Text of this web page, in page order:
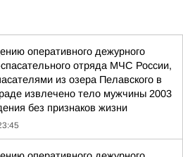
оперативного дежурного
спасательного отряда МЧС России,
из озера Пелавского в
извлечено тело мужчины 2003
без признаков жизни